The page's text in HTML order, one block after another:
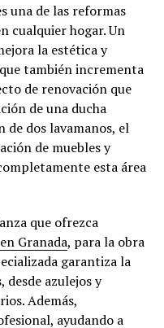
una de las reformas
cualquier hogar. Un
la estética y
también incrementa
de renovación que
de una ducha
dos lavamanos, el
de muebles y
esta área
que ofrezca
Granada, para la obra
garantiza la
desde azulejos y
Además,
ayudando a